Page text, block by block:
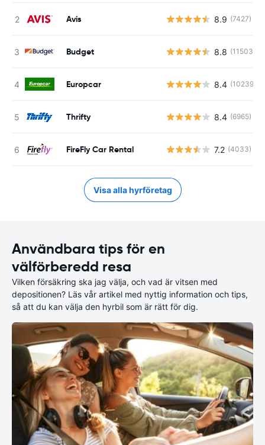
Avis 8.9 (7427)
Budget 8.8 (11503)
Europcar 8.4 (10239)
Thrifty 8.4 (6965)
FireFly Car Rental 7.2 (4033)
Visa alla hyrföretag
Användbara tips för en
välförberedd resa
Vilken försäkring ska jag välja, och vad är vitsen med
depositionen? Läs vår artikel med nyttig information och tips,
så att du kan välja den hyrbil som är rätt för dig.